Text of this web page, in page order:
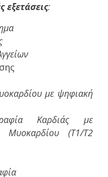
:
με ψηφιακή
Καρδιάς με
Μυοκαρδίου (T1/T2